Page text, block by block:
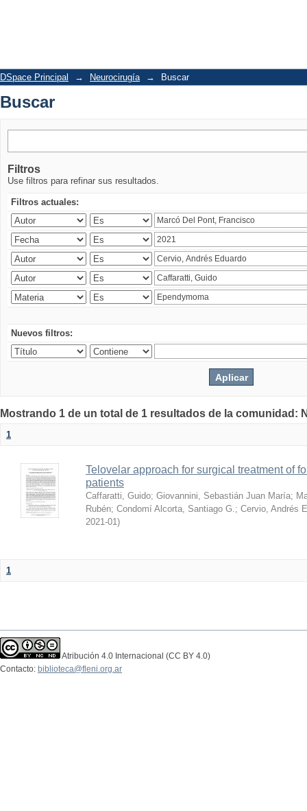
DSpace Principal → Neurocirugía → Buscar
Buscar
Filtros
Use filtros para refinar sus resultados.
Filtros actuales:
Nuevos filtros:
Mostrando 1 de un total de 1 resultados de la comunidad:
1
Telovelar approach for surgical treatment of
patients
Caffaratti, Guido; Giovannini, Sebastián Juan María;
Rubén; Condomí Alcorta, Santiago G.; Cervio, Andrés
2021-01)
1
Atribución 4.0 Internacional (CC BY 4.0)
Contacto: biblioteca@fleni.org.ar